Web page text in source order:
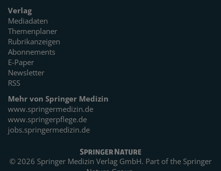
Verlag
Mediadaten
Themenplaner
Rubrikanzeigen
Abonnements
E-Paper
Newsletter
RSS
Mehr von Springer Medizin
www.springermedizin.de
www.springerpflege.de
jobs.springermedizin.de
© 2026 Springer Medizin Verlag GmbH. Part of the Springer